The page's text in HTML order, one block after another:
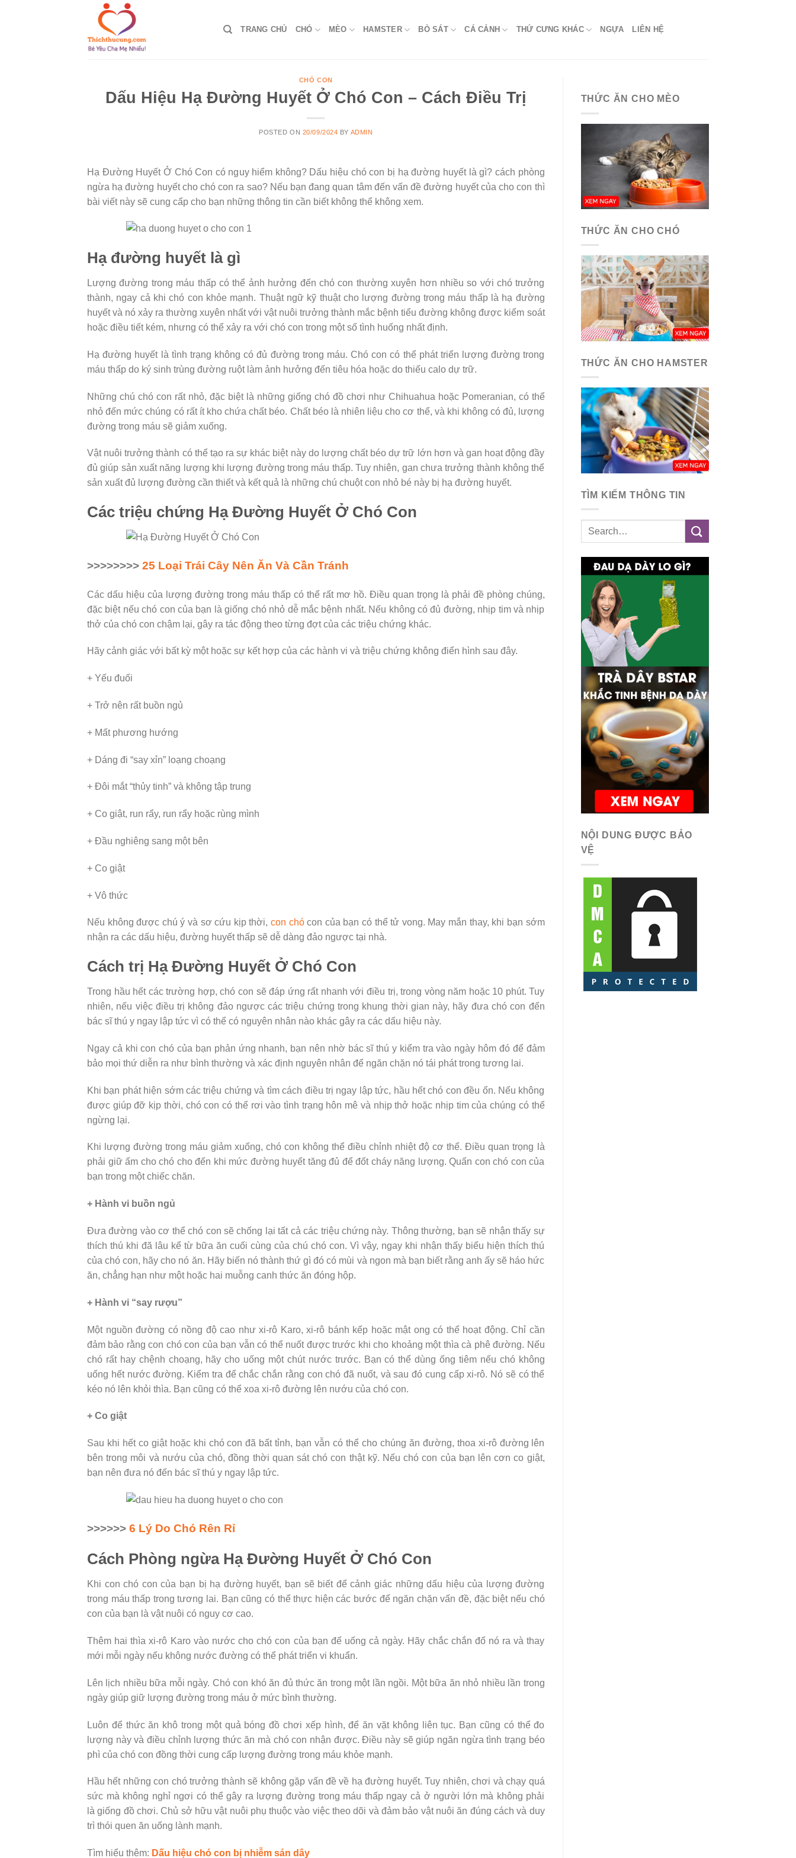
TRANG CHỦ CHÓ MÈO HAMSTER BÒ SÁT CÁ CẢNH THỨ CƯNG KHÁC NGỰA LIÊN HỆ
CHÓ CON
Dấu Hiệu Hạ Đường Huyết Ở Chó Con – Cách Điều Trị
POSTED ON 20/09/2024 BY ADMIN
Hạ Đường Huyết Ở Chó Con có nguy hiểm không? Dấu hiệu chó con bị hạ đường huyết là gì? cách phòng
ngừa hạ đường huyết cho chó con ra sao? Nếu bạn đang quan tâm đến vấn đề đường huyết của cho con thì
bài viết này sẽ cung cấp cho bạn những thông tin cần biết không thể không xem.
Hạ đường huyết là gì
Lượng đường trong máu thấp có thể ảnh hưởng đến chó con thường xuyên hơn nhiều so với chó trưởng
thành, ngay cả khi chó con khỏe mạnh. Thuật ngữ kỹ thuật cho lượng đường trong máu thấp là hạ đường
huyết và nó xảy ra thường xuyên nhất với vật nuôi trưởng thành mắc bệnh tiểu đường không được kiểm soát
hoặc điều tiết kém, nhưng có thể xảy ra với chó con trong một số tình huống nhất định.
Hạ đường huyết là tình trạng không có đủ đường trong máu. Chó con có thể phát triển lượng đường trong
máu thấp do ký sinh trùng đường ruột làm ảnh hưởng đến tiêu hóa hoặc do thiếu calo dự trữ.
Những chú chó con rất nhỏ, đặc biệt là những giống chó đồ chơi như Chihuahua hoặc Pomeranian, có thể
nhỏ đến mức chúng có rất ít kho chứa chất béo. Chất béo là nhiên liệu cho cơ thể, và khi không có đủ, lượng
đường trong máu sẽ giảm xuống.
Vật nuôi trưởng thành có thể tạo ra sự khác biệt này do lượng chất béo dự trữ lớn hơn và gan hoạt động đầy
đủ giúp sản xuất năng lượng khi lượng đường trong máu thấp. Tuy nhiên, gan chưa trưởng thành không thể
sản xuất đủ lượng đường cần thiết và kết quả là những chú chuột con nhỏ bé này bị hạ đường huyết.
Các triệu chứng Hạ Đường Huyết Ở Chó Con
>>>>>>>> 25 Loại Trái Cây Nên Ăn Và Cần Tránh
Các dấu hiệu của lượng đường trong máu thấp có thể rất mơ hồ. Điều quan trọng là phải đề phòng chúng,
đặc biệt nếu chó con của bạn là giống chó nhỏ dễ mắc bệnh nhất. Nếu không có đủ đường, nhịp tim và nhịp
thở của chó con chậm lại, gây ra tác động theo từng đợt của các triệu chứng khác.
Hãy cảnh giác với bất kỳ một hoặc sự kết hợp của các hành vi và triệu chứng không điển hình sau đây.
+ Yếu đuối
+ Trở nên rất buồn ngủ
+ Mất phương hướng
+ Dáng đi “say xỉn” loạng choạng
+ Đôi mắt “thủy tinh” và không tập trung
+ Co giật, run rẩy, run rẩy hoặc rùng mình
+ Đầu nghiêng sang một bên
+ Co giật
+ Vô thức
Nếu không được chú ý và sơ cứu kịp thời,con chócon của bạn có thể tử vong. May mắn thay, khi bạn sớm
nhận ra các dấu hiệu, đường huyết thấp sẽ dễ dàng đảo ngược tại nhà.
Cách trị Hạ Đường Huyết Ở Chó Con
Trong hầu hết các trường hợp, chó con sẽ đáp ứng rất nhanh với điều trị, trong vòng năm hoặc 10 phút. Tuy
nhiên, nếu việc điều trị không đảo ngược các triệu chứng trong khung thời gian này, hãy đưa chó con đến
bác sĩ thú y ngay lập tức vì có thể có nguyên nhân nào khác gây ra các dấu hiệu này.
Ngay cả khi con chó của bạn phản ứng nhanh, bạn nên nhờ bác sĩ thú y kiểm tra vào ngày hôm đó để đảm
bảo mọi thứ diễn ra như bình thường và xác định nguyên nhân để ngăn chặn nó tái phát trong tương lai.
Khi bạn phát hiện sớm các triệu chứng và tìm cách điều trị ngay lập tức, hầu hết chó con đều ổn. Nếu không
được giúp đỡ kịp thời, chó con có thể rơi vào tình trạng hôn mê và nhịp thở hoặc nhịp tim của chúng có thể
ngừng lại.
Khi lượng đường trong máu giảm xuống, chó con không thể điều chỉnh nhiệt độ cơ thể. Điều quan trọng là
phải giữ ấm cho chó cho đến khi mức đường huyết tăng đủ để đốt cháy năng lượng. Quấn con chó con của
bạn trong một chiếc chăn.
+ Hành vi buồn ngủ
Đưa đường vào cơ thể chó con sẽ chống lại tất cả các triệu chứng này. Thông thường, bạn sẽ nhận thấy sự
thích thú khi đã lâu kể từ bữa ăn cuối cùng của chú chó con. Vì vậy, ngay khi nhận thấy biểu hiện thích thú
của chó con, hãy cho nó ăn. Hãy biến nó thành thứ gì đó có mùi và ngon mà bạn biết rằng anh ấy sẽ háo hức
ăn, chẳng hạn như một hoặc hai muỗng canh thức ăn đóng hộp.
+ Hành vi “say rượu”
Một nguồn đường có nồng độ cao như xi-rô Karo, xi-rô bánh kếp hoặc mật ong có thể hoạt động. Chỉ cần
đảm bảo rằng con chó con của bạn vẫn có thể nuốt được trước khi cho khoảng một thìa cà phê đường. Nếu
chó rất hay chệnh choạng, hãy cho uống một chút nước trước. Bạn có thể dùng ống tiêm nếu chó không
uống hết nước đường. Kiểm tra để chắc chắn rằng con chó đã nuốt, và sau đó cung cấp xi-rô. Nó sẽ có thể
kéo nó lên khỏi thìa. Bạn cũng có thể xoa xi-rô đường lên nướu của chó con.
+ Co giật
Sau khi hết co giật hoặc khi chó con đã bất tỉnh, bạn vẫn có thể cho chúng ăn đường, thoa xi-rô đường lên
bên trong môi và nướu của chó, đồng thời quan sát chó con thật kỹ. Nếu chó con của bạn lên cơn co giật,
bạn nên đưa nó đến bác sĩ thú y ngay lập tức.
>>>>>> 6 Lý Do Chó Rên Rỉ
Cách Phòng ngừa Hạ Đường Huyết Ở Chó Con
Khi con chó con của bạn bị hạ đường huyết, bạn sẽ biết để cảnh giác những dấu hiệu của lượng đường
trong máu thấp trong tương lai. Bạn cũng có thể thực hiện các bước để ngăn chặn vấn đề, đặc biệt nếu chó
con của bạn là vật nuôi có nguy cơ cao.
Thêm hai thìa xi-rô Karo vào nước cho chó con của bạn để uống cả ngày. Hãy chắc chắn đổ nó ra và thay
mới mỗi ngày nếu không nước đường có thể phát triển vi khuẩn.
Lên lịch nhiều bữa mỗi ngày. Chó con khó ăn đủ thức ăn trong một lần ngồi. Một bữa ăn nhỏ nhiều lần trong
ngày giúp giữ lượng đường trong máu ở mức bình thường.
Luôn để thức ăn khô trong một quả bóng đồ chơi xếp hình, để ăn vặt không liên tục. Bạn cũng có thể đo
lượng này và điều chỉnh lượng thức ăn mà chó con nhận được. Điều này sẽ giúp ngăn ngừa tình trạng béo
phì của chó con đồng thời cung cấp lượng đường trong máu khỏe mạnh.
Hầu hết những con chó trưởng thành sẽ không gặp vấn đề về hạ đường huyết. Tuy nhiên, chơi và chạy quá
sức mà không nghỉ ngơi có thể gây ra lượng đường trong máu thấp ngay cả ở người lớn mà không phải
là giống đồ chơi. Chủ sở hữu vật nuôi phụ thuộc vào việc theo dõi và đảm bảo vật nuôi ăn đúng cách và duy
trì thói quen ăn uống lành mạnh.
Tìm hiểu thêm: Dấu hiệu chó con bị nhiễm sán dây
THỨC ĂN CHO MÈO
THỨC ĂN CHO CHÓ
THỨC ĂN CHO HAMSTER
TÌM KIẾM THÔNG TIN
NỘI DUNG ĐƯỢC BẢO
VỆ